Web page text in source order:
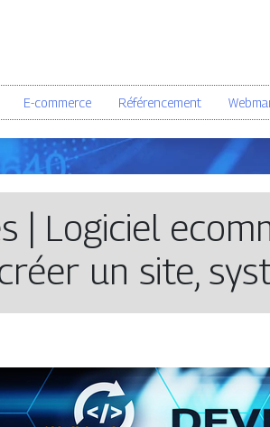
E-commerce Référencement
| Logiciel
un site,